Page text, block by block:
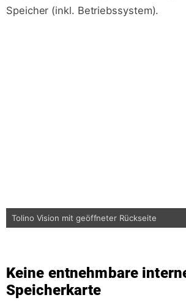
Speicher (inkl. Betriebssystem).
Tolino Vision mit geöffneter Rückseite
Keine entnehmbare
Speicherkarte